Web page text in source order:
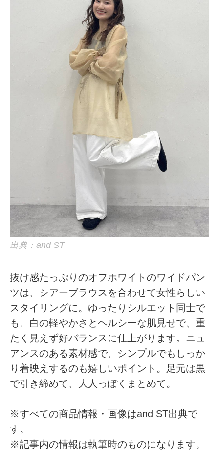
出典：and ST
抜け感たっぷりのオフホワイトのワイドパン
ツは、シアーブラウスを合わせて女性らしい
スタイリングに。ゆったりシルエット同士で
も、白の軽やかさとヘルシーな肌見せで、重
たく見えず好バランスに仕上がります。ニュ
アンスのある素材感で、シンプルでもしっか
り着映えするのも嬉しいポイント。足元は黒
で引き締めて、大人っぽくまとめて。
※すべての商品情報・画像はand ST出典で
す。
※記事内の情報は執筆時のものになります。